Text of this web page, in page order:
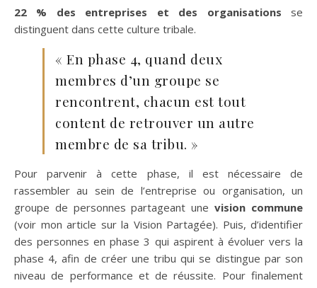
22 % des entreprises et des organisations se
distinguent dans cette culture tribale.
« En phase 4, quand deux
membres d’un groupe se
rencontrent, chacun est tout
content de retrouver un autre
membre de sa tribu. »
Pour parvenir à cette phase, il est nécessaire de
rassembler au sein de l’entreprise ou organisation, un
groupe de personnes partageant unevision commune
(voir mon article sur la Vision Partagée). Puis, d’identifier
des personnes en phase 3 qui aspirent à évoluer vers la
phase 4, afin de créer une tribu qui se distingue par son
niveau de performance et de réussite. Pour finalement